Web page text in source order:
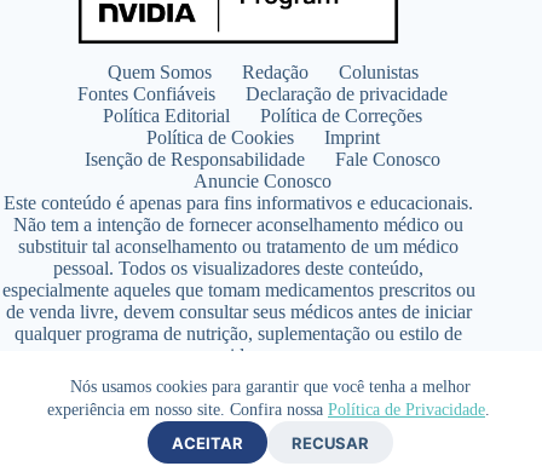
Nós usamos cookies para garantir que você tenha a melhor
experiência em nosso site. Confira nossa Política de Privacidade.
ACEITAR RECUSAR
Quem Somos Redação
Colunistas
Fontes Confiáveis
Declaração de privacidade
Política Editorial
Política de Correções
Política de Cookies
Imprint
Isenção de Responsabilidade
Fale Conosco
Anuncie Conosco
Este conteúdo é apenas para fins informativos e educacionais.
Não tem a intenção de fornecer aconselhamento médico ou
substituir tal aconselhamento ou tratamento de um médico
pessoal. Todos os visualizadores deste conteúdo,
especialmente aqueles que tomam medicamentos prescritos ou
de venda livre, devem consultar seus médicos antes de iniciar
qualquer programa de nutrição, suplementação ou estilo de
vida.
Copyright © 2026 - SaúdeLAB.com pertence ao grupo
VKCF Soluções Digitais Ltda - CNPJ n° 43.726.917/0001-80
- Contato +55 (65) 99813- 4203 - Responsável Técnica:
Farmacêutica Elizandra Civalsci Costa - CRF MT n° 3490